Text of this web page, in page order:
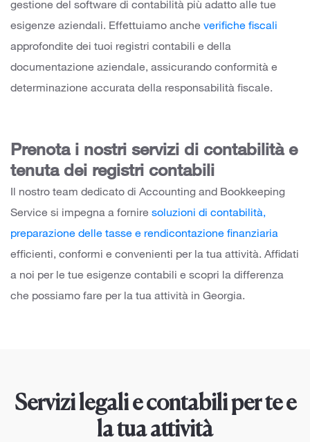
gestione del software di contabilità più adatto alle tue
esigenze aziendali. Effettuiamo anche verifiche fiscali
approfondite dei tuoi registri contabili e della
documentazione aziendale, assicurando conformità e
determinazione accurata della responsabilità fiscale.
Prenota i nostri servizi di contabilità e
tenuta dei registri contabili
Il nostro team dedicato di Accounting and Bookkeeping
Service si impegna a fornire soluzioni di contabilità,
preparazione delle tasse e rendicontazione finanziaria
efficienti, conformi e convenienti per la tua attività. Affidati
a noi per le tue esigenze contabili e scopri la differenza
che possiamo fare per la tua attività in Georgia.
Servizi legali e contabili per te e
la tua attività